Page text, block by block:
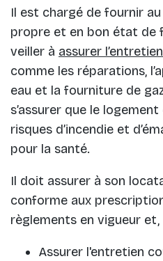
Il est chargé de fournir
propre et en bon état de
veiller à assurer
comme les réparations,
eau et la fourniture de
s’assurer que le
risques d’incendie et
pour la santé.
Il doit assurer à son
conforme aux
règlements en vigueur
Assurer l'entretien